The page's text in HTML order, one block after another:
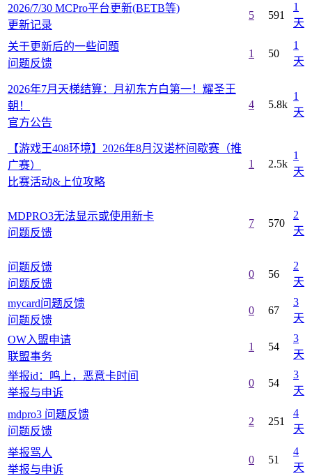
2026/7/30 MCPro平台更新(BETB等)
更新记录
5 591
1
天
关于更新后的一些问题
问题反馈
1 50
1
天
2026年7月天梯结算：月初东方白第一！耀圣王
朝！
官方公告
4 5.8k
1
天
【游戏王408环境】2026年8月汉诺杯间歇赛（推
广赛）
比赛活动&上位攻略
1 2.5k
1
天
MDPRO3无法显示或使用新卡
问题反馈
7 570
2
天
问题反馈
问题反馈
0 56
2
天
mycard问题反馈
问题反馈
0 67
3
天
OW入盟申请
联盟事务
1 54
3
天
举报id：鸣上，恶意卡时间
举报与申诉
0 54
3
天
mdpro3 问题反馈
问题反馈
2 251
4
天
举报骂人
举报与申诉
0 51
4
天